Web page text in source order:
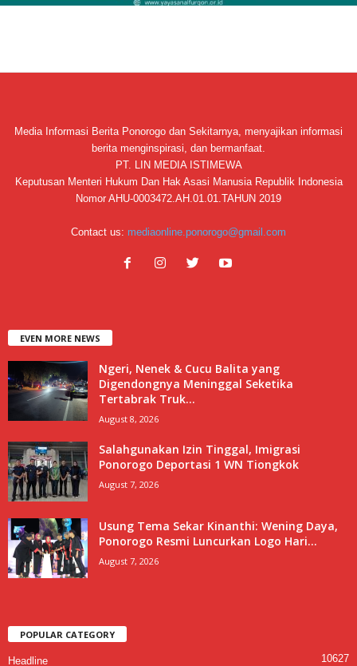
Media Informasi Berita Ponorogo dan Sekitarnya, menyajikan informasi
berita menginspirasi, dan bermanfaat.
PT. LIN MEDIA ISTIMEWA
Keputusan Menteri Hukum Dan Hak Asasi Manusia Republik Indonesia
Nomor AHU-0003472.AH.01.01.TAHUN 2019
Contact us: mediaonline.ponorogo@gmail.com
EVEN MORE NEWS
Ngeri, Nenek & Cucu Balita yang
Digendongnya Meninggal Seketika
Tertabrak Truk...
August 8, 2026
Salahgunakan Izin Tinggal, Imigrasi
Ponorogo Deportasi 1 WN Tiongkok
August 7, 2026
Usung Tema Sekar Kinanthi: Wening Daya,
Ponorogo Resmi Luncurkan Logo Hari...
August 7, 2026
POPULAR CATEGORY
Headline 10627